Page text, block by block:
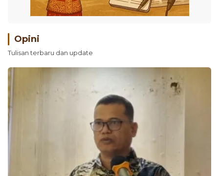
Tulisan terbaru dan update